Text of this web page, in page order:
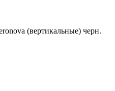
(вертикальные) черн.